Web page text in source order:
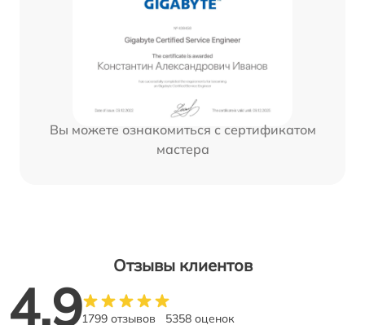
Вы можете ознакомиться с сертификатом
мастера
Отзывы клиентов
4.91799 отзывов 5358 оценок